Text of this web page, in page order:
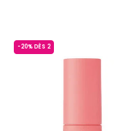
-20% DÈS 2